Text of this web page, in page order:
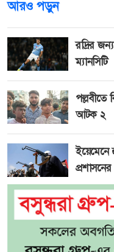
আরও পড়ুন
রদ্রির
ম্যানসিটি
পল্লবীতে
আটক ২
ইয়েমেনে
প্রশাসনের